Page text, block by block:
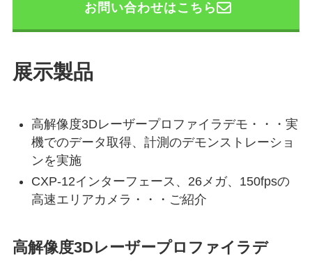
お問い合わせはこちら
展示製品
高解像度3Dレーザープロファイラデモ・・・実
機でのデータ取得、計測のデモンストレーショ
ンを実施
CXP-12インターフェース、26メガ、150fpsの
高速エリアカメラ・・・ご紹介
高解像度3Dレーザープロファイラデ